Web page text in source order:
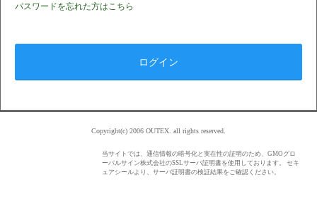
パスワードを忘れた方はこちら
Copyright(c) 2006 OUTEX. all rights reserved.
当サイトでは、通信情報の暗号化と実在性の証明のため、GMOグロ
ーバルサイン株式会社のSSLサーバ証明書を使用しております。 セキ
ュアシールより、サーバ証明書の検証結果をご確認ください。